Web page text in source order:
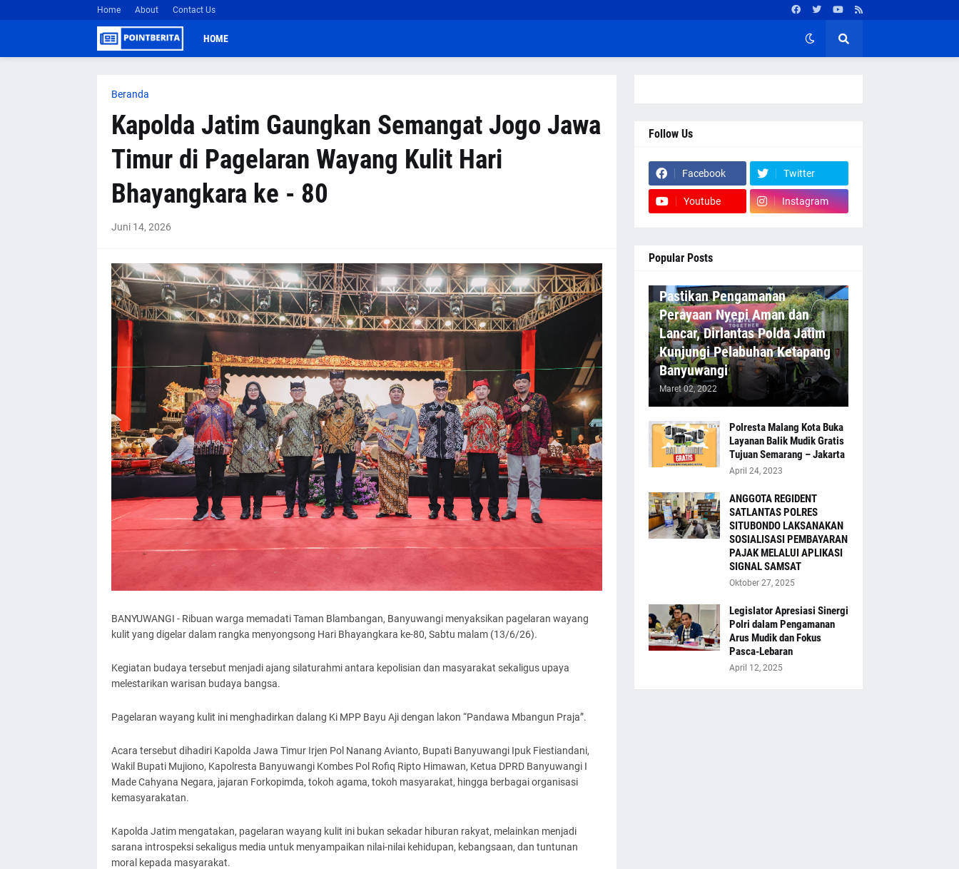
Home About Contact Us
HOME
Beranda
Kapolda Jatim Gaungkan Semangat Jogo Jawa
Timur di Pagelaran Wayang Kulit Hari
Bhayangkara ke - 80
Juni 14, 2026
BANYUWANGI - Ribuan warga memadati Taman Blambangan, Banyuwangi menyaksikan pagelaran wayang
kulit yang digelar dalam rangka menyongsong Hari Bhayangkara ke-80, Sabtu malam (13/6/26).
Kegiatan budaya tersebut menjadi ajang silaturahmi antara kepolisian dan masyarakat sekaligus upaya
melestarikan warisan budaya bangsa.
Pagelaran wayang kulit ini menghadirkan dalang Ki MPP Bayu Aji dengan lakon “Pandawa Mbangun Praja”.
Acara tersebut dihadiri Kapolda Jawa Timur Irjen Pol Nanang Avianto, Bupati Banyuwangi Ipuk Fiestiandani,
Wakil Bupati Mujiono, Kapolresta Banyuwangi Kombes Pol Rofiq Ripto Himawan, Ketua DPRD Banyuwangi I
Made Cahyana Negara, jajaran Forkopimda, tokoh agama, tokoh masyarakat, hingga berbagai organisasi
kemasyarakatan.
Kapolda Jatim mengatakan, pagelaran wayang kulit ini bukan sekadar hiburan rakyat, melainkan menjadi
sarana introspeksi sekaligus media untuk menyampaikan nilai-nilai kehidupan, kebangsaan, dan tuntunan
moral kepada masyarakat.
Follow Us
Facebook Twitter
Youtube Instagram
Popular Posts
Pastikan Pengamanan
Perayaan Nyepi Aman dan
Lancar, Dirlantas Polda Jatim
Kunjungi Pelabuhan Ketapang
Banyuwangi
Maret 02, 2022
Polresta Malang Kota Buka
Layanan Balik Mudik Gratis
Tujuan Semarang – Jakarta
April 24, 2023
ANGGOTA REGIDENT
SATLANTAS POLRES
SITUBONDO LAKSANAKAN
SOSIALISASI PEMBAYARAN
PAJAK MELALUI APLIKASI
SIGNAL SAMSAT
Oktober 27, 2025
Legislator Apresiasi Sinergi
Polri dalam Pengamanan
Arus Mudik dan Fokus
Pasca-Lebaran
April 12, 2025